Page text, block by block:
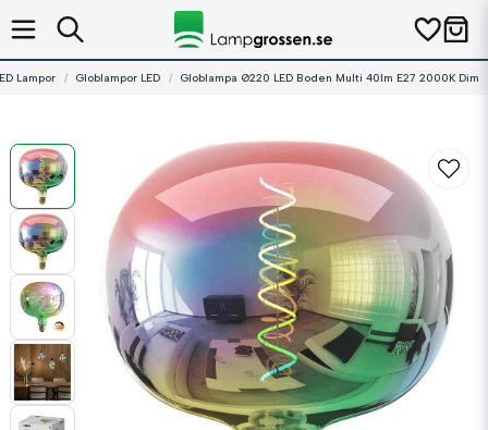
Lampor Globlampor LED Globlampa Ø220 LED Boden Multi 40lm E27 2000K Dim